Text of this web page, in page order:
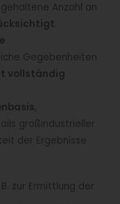
Anzahl an
Gegebenheiten
vollständig
,
großindustrieller
der Ergebnisse
zur Ermittlung der